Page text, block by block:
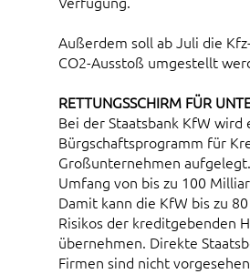
Außerdem soll ab Juli die
CO2-Ausstoß umgestellt
RETTUNGSSCHIRM FÜR
Bei der Staatsbank KfW wird
Bürgschaftsprogramm für
Großunternehmen
Umfang von bis zu 100
Damit kann die KfW bis zu
Risikos der kreditgebenden
übernehmen. Direkte
Firmen sind nicht